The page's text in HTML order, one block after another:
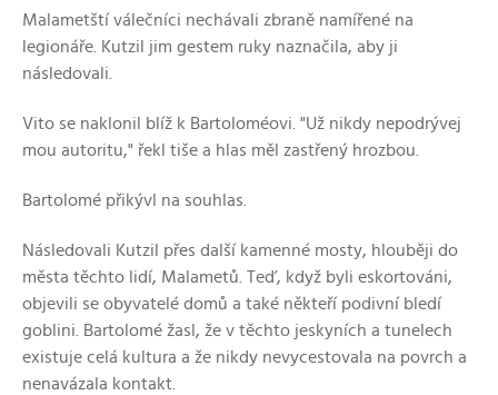
Malametští válečníci nechávali zbraně namířené na
legionáře. Kutzil jim gestem ruky naznačila, aby ji
následovali.
Vito se naklonil blíž k Bartoloméovi. "Už nikdy nepodrývej
mou autoritu," řekl tiše a hlas měl zastřený hrozbou.
Bartolomé přikývl na souhlas.
Následovali Kutzil přes další kamenné mosty, hlouběji do
města těchto lidí, Malametů. Teď, když byli eskortováni,
objevili se obyvatelé domů a také někteří podivní bledí
goblini. Bartolomé žasl, že v těchto jeskyních a tunelech
existuje celá kultura a že nikdy nevycestovala na povrch a
nenavázala kontakt.